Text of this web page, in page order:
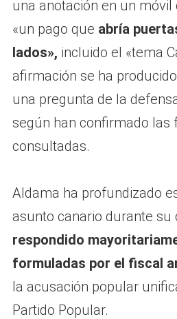
una anotación en un móvil
«un pago que abría
lados», incluido el «tema
afirmación se ha
una pregunta de la
según han confirmado las
consultadas.
Aldama ha profundizado
asunto canario durante su
respondido
formuladas por el fiscal
la acusación popular
Partido Popular.